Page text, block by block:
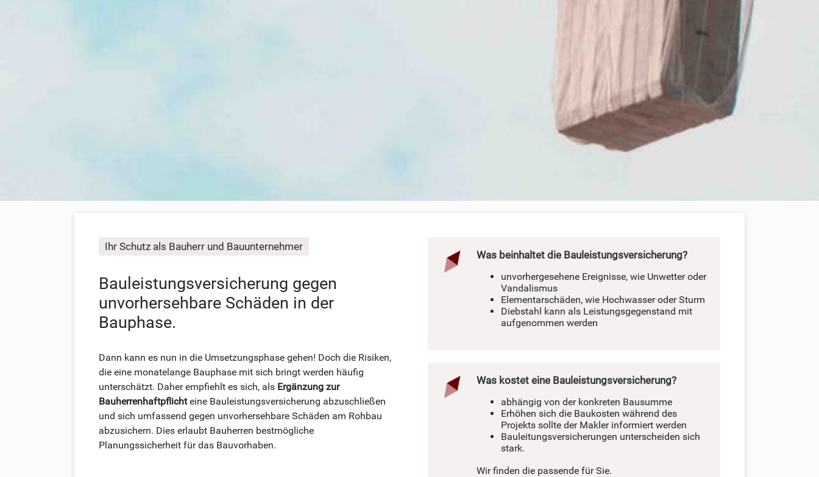
Ihr Schutz als Bauherr und Bauunternehmer
Bauleistungsversicherung gegen
unvorhersehbare Schäden in der
Bauphase.
Dann kann es nun in die Umsetzungsphase gehen! Doch die Risiken,
die eine monatelange Bauphase mit sich bringt werden häufig
unterschätzt. Daher empfiehlt es sich, als Ergänzung zur
Bauherrenhaftpflichteine Bauleistungsversicherung abzuschließen
und sich umfassend gegen unvorhersehbare Schäden am Rohbau
abzusichern. Dies erlaubt Bauherren bestmögliche
Planungssicherheit für das Bauvorhaben.
Was beinhaltet die Bauleistungsversicherung?
unvorhergesehene Ereignisse, wie Unwetter oder
Vandalismus
Elementarschäden, wie Hochwasser oder Sturm
Diebstahl kann als Leistungsgegenstand mit
aufgenommen werden
Was kostet eine Bauleistungsversicherung?
abhängig von der konkreten Bausumme
Erhöhen sich die Baukosten während des
Projekts sollte der Makler informiert werden
Bauleitungsversicherungen unterscheiden sich
stark.
Wir finden die passende für Sie.